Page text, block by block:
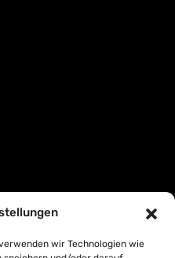
wir Technologien wie